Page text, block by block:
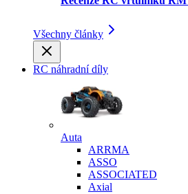
Všechny články
RC náhradní díly
Auta
ARRMA
ASSO
ASSOCIATED
Axial